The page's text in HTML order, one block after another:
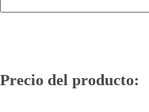
Precio del producto: